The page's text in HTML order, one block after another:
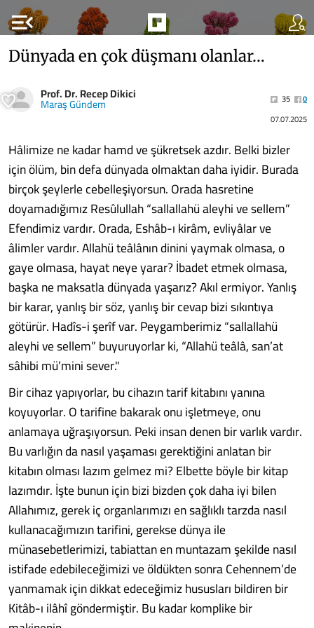
menu_open
Dünyada en çok düşmanı olanlar…
Prof. Dr. Recep Dikici
Maraş Gündem 35
0
07.07.2025
Hâlimize ne kadar hamd ve şükretsek azdır. Belki bizler
için ölüm, bin defa dünyada olmaktan daha iyidir. Burada
birçok şeylerle cebelleşiyorsun. Orada hasretine
doyamadığımız Resûlullah “sallallahü aleyhi ve sellem”
Efendimiz vardır. Orada, Eshâb-ı kirâm, evliyâlar ve
âlimler vardır. Allahü teâlânın dinini yaymak olmasa, o
gaye olmasa, hayat neye yarar? İbadet etmek olmasa,
başka ne maksatla dünyada yaşarız? Akıl ermiyor. Yanlış
bir karar, yanlış bir söz, yanlış bir cevap bizi sıkıntıya
götürür. Hadîs-i şerîf var. Peygamberimiz “sallallahü
aleyhi ve sellem” buyuruyorlar ki, “Allahü teâlâ, san’at
sâhibi mü’mini sever."
Bir cihaz yapıyorlar, bu cihazın tarif kitabını yanına
koyuyorlar. O tarifine bakarak onu işletmeye, onu
anlamaya uğraşıyorsun. Peki insan denen bir varlık vardır.
Bu varlığın da nasıl yaşaması gerektiğini anlatan bir
kitabın olması lazım gelmez mi? Elbette böyle bir kitap
lazımdır. İşte bunun için bizi bizden çok daha iyi bilen
Allahımız, gerek iç organlarımızı en sağlıklı tarzda nasıl
kullanacağımızın tarifini, gerekse dünya ile
münasebetlerimizi, tabiattan en muntazam şekilde nasıl
istifade edebileceğimizi ve öldükten sonra Cehennem’de
yanmamak için dikkat edeceğimiz hususları bildiren bir
Kitâb-ı ilâhî göndermiştir. Bu kadar komplike bir